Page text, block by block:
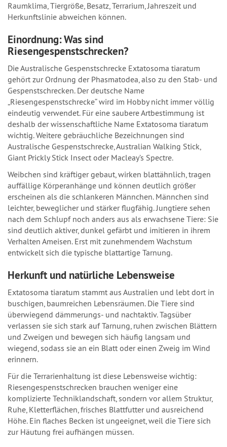
Raumklima, Tiergröße, Besatz, Terrarium, Jahreszeit und
Herkunftslinie abweichen können.
Einordnung: Was sind
Riesengespenstschrecken?
Die Australische Gespenstschrecke Extatosoma tiaratum
gehört zur Ordnung der Phasmatodea, also zu den Stab- und
Gespenstschrecken. Der deutsche Name
„Riesengespenstschrecke“ wird im Hobby nicht immer völlig
eindeutig verwendet. Für eine saubere Artbestimmung ist
deshalb der wissenschaftliche Name Extatosoma tiaratum
wichtig. Weitere gebräuchliche Bezeichnungen sind
Australische Gespenstschrecke, Australian Walking Stick,
Giant Prickly Stick Insect oder Macleay’s Spectre.
Weibchen sind kräftiger gebaut, wirken blattähnlich, tragen
auffällige Körperanhänge und können deutlich größer
erscheinen als die schlankeren Männchen. Männchen sind
leichter, beweglicher und stärker flugfähig. Jungtiere sehen
nach dem Schlupf noch anders aus als erwachsene Tiere: Sie
sind deutlich aktiver, dunkel gefärbt und imitieren in ihrem
Verhalten Ameisen. Erst mit zunehmendem Wachstum
entwickelt sich die typische blattartige Tarnung.
Herkunft und natürliche Lebensweise
Extatosoma tiaratum stammt aus Australien und lebt dort in
buschigen, baumreichen Lebensräumen. Die Tiere sind
überwiegend dämmerungs- und nachtaktiv. Tagsüber
verlassen sie sich stark auf Tarnung, ruhen zwischen Blättern
und Zweigen und bewegen sich häufig langsam und
wiegend, sodass sie an ein Blatt oder einen Zweig im Wind
erinnern.
Für die Terrarienhaltung ist diese Lebensweise wichtig:
Riesengespenstschrecken brauchen weniger eine
komplizierte Techniklandschaft, sondern vor allem Struktur,
Ruhe, Kletterflächen, frisches Blattfutter und ausreichend
Höhe. Ein flaches Becken ist ungeeignet, weil die Tiere sich
zur Häutung frei aufhängen müssen.